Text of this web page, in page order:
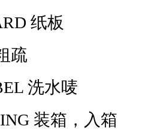
纸板
疏
洗水唛
装箱，入箱